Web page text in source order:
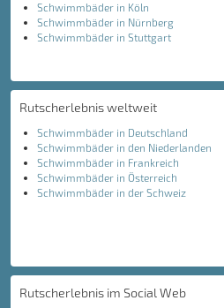
Schwimmbäder in Köln
Schwimmbäder in Nürnberg
Schwimmbäder in Stuttgart
Rutscherlebnis weltweit
Schwimmbäder in Deutschland
Schwimmbäder in den Niederlanden
Schwimmbäder in Frankreich
Schwimmbäder in Österreich
Schwimmbäder in der Schweiz
Rutscherlebnis im Social Web